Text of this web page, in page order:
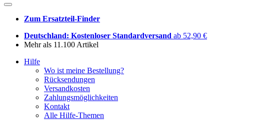
Zum Ersatzteil-Finder
Deutschland: Kostenloser Standardversand ab 52,90 €
Mehr als 11.100 Artikel
Hilfe
Wo ist meine Bestellung?
Rücksendungen
Versandkosten
Zahlungsmöglichkeiten
Kontakt
Alle Hilfe-Themen